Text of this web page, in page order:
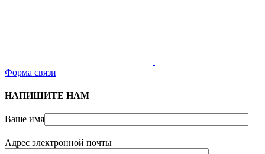
Форма связи
НАПИШИТЕ НАМ
Ваше имя
Адрес электронной почты